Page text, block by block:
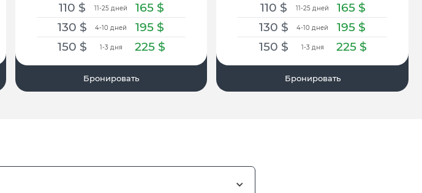
11-25 дней
110 $
4-10 дней
130 $
1-3 дня
150 $
165 $
195 $
225 $
Бронировать
11-25 дней
110 $
4-10 дней
130 $
1-3 дня
150 $
165 $
195 $
225 $
Бронировать